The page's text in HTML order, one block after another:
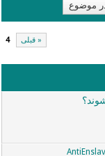
« قبلی 4